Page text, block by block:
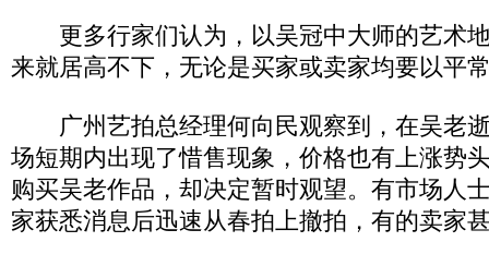
更多行家们认为，以吴冠中大师的艺术
来就居高不下，无论是买家或卖家均要以平
广州艺拍总经理何向民观察到，在吴老
场短期内出现了惜售现象，价格也有上涨势
购买吴老作品，却决定暂时观望。有市场人
家获悉消息后迅速从春拍上撤拍，有的卖家